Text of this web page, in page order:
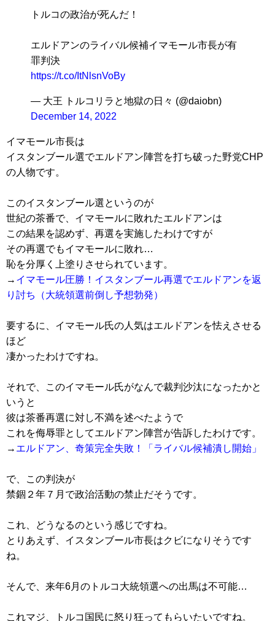
トルコの政治が死んだ！
エルドアンのライバル候補イマモール市長が有
罪判決
https://t.co/ItNlsnVoBy
— 大王 トルコリラと地獄の日々 (@daiobn)
December 14, 2022
イマモール市長は
イスタンブール選でエルドアン陣営を打ち破った野党CHP
の人物です。
このイスタンブール選というのが
世紀の茶番で、イマモールに敗れたエルドアンは
この結果を認めず、再選を実施したわけですが
その再選でもイマモールに敗れ…
恥を分厚く上塗りさせられています。
→ イマモール圧勝！イスタンブール再選でエルドアンを返
り討ち（大統領選前倒し予想勃発）
要するに、イマモール氏の人気はエルドアンを怯えさせる
ほど
凄かったわけですね。
それで、このイマモール氏がなんで裁判沙汰になったかと
いうと
彼は茶番再選に対し不満を述べたようで
これを侮辱罪としてエルドアン陣営が告訴したわけです。
→ エルドアン、奇策完全失敗！「ライバル候補潰し開始」
で、この判決が
禁錮２年７月で政治活動の禁止だそうです。
これ、どうなるのという感じですね。
とりあえず、イスタンブール市長はクビになりそうです
ね。
そんで、来年6月のトルコ大統領選への出馬は不可能…
これマジ、トルコ国民に怒り狂ってもらいたいですね。